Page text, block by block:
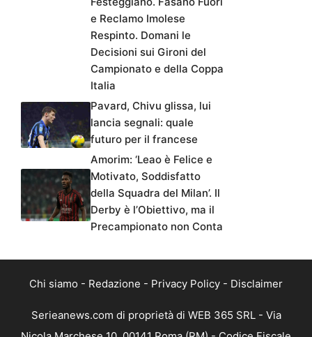
e Reclamo Imolese
Respinto. Domani le
Decisioni sui Gironi del
Campionato e della Coppa
Italia
Pavard, Chivu glissa, lui
lancia segnali: quale
futuro per il francese
Amorim: ‘Leao è Felice e
Motivato, Soddisfatto
della Squadra del Milan’. Il
Derby è l’Obiettivo, ma il
Precampionato non Conta
Chi siamo - Redazione - Privacy Policy - Disclaimer
Serieanews.com di proprietà di WEB 365 SRL - Via